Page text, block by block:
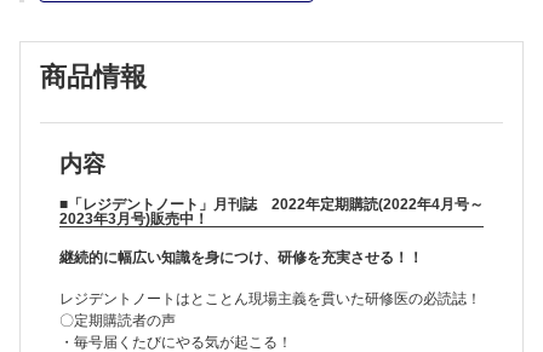
商品情報
内容
■「レジデントノート」月刊誌 2022年定期購読(2022年4月号～
2023年3月号)販売中！
継続的に幅広い知識を身につけ、研修を充実させる！！
レジデントノートはとことん現場主義を貫いた研修医の必読誌！
〇定期購読者の声
・毎号届くたびにやる気が起こる！